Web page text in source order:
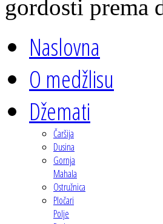
gordosti prema
Naslovna
O medžlisu
Džemati
Čaršija
Dusina
Gornja
Mahala
Ostružnica
Pločari
Polje